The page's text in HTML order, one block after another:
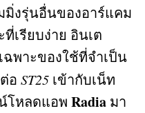
งรุ่นอื่นของอาร์แคม
เรียบง่าย อินเต
ฉพาะของใช้ที่จำเป็น
อ ST25 เข้ากับเน็ท
โหลดแอพ Radia มา